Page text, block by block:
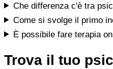
Che differenza c'è tra
Come si svolge il primo
È possibile fare terapia
Trova il tuo